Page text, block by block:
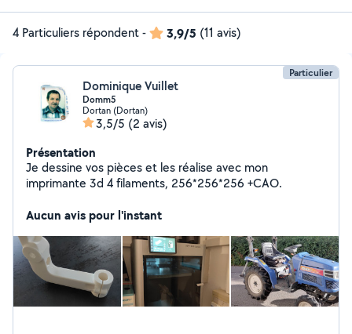
4 Particuliers répondent- 3,9/5 (11 avis)
Particulier
Dominique Vuillet
Domm5
Dortan (Dortan)
3,5/5 (2 avis)
Présentation
Je dessine vos pièces et les réalise avec mon
imprimante 3d 4 filaments, 256*256*256 +CAO.
Aucun avis pour l'instant